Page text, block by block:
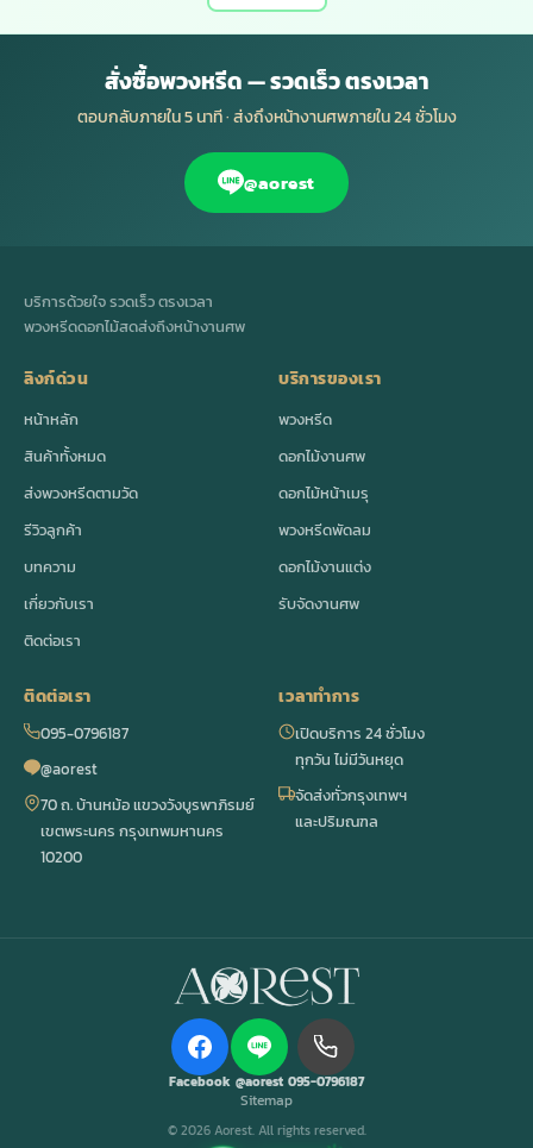
สั่งซื้อพวงหรีด — รวดเร็ว ตรงเวลา
ตอบกลับภายใน 5 นาที · ส่งถึงหน้างานศพภายใน 24 ชั่วโมง
@aorest
บริการด้วยใจ รวดเร็ว ตรงเวลา
พวงหรีดดอกไม้สดส่งถึงหน้างานศพ
ลิงก์ด่วน
หน้าหลัก
สินค้าทั้งหมด
ส่งพวงหรีดตามวัด
รีวิวลูกค้า
บทความ
เกี่ยวกับเรา
ติดต่อเรา
บริการของเรา
พวงหรีด
ดอกไม้งานศพ
ดอกไม้หน้าเมรุ
พวงหรีดพัดลม
ดอกไม้งานแต่ง
รับจัดงานศพ
ติดต่อเรา
095-0796187
@aorest
70 ถ. บ้านหม้อ แขวงวังบูรพาภิรมย์
เขตพระนคร กรุงเทพมหานคร
10200
เวลาทำการ
เปิดบริการ 24 ชั่วโมง
ทุกวัน ไม่มีวันหยุด
จัดส่งทั่วกรุงเทพฯ
และปริมณฑล
Facebook @aorest 095-0796187
Sitemap
© 2026 Aorest. All rights reserved.